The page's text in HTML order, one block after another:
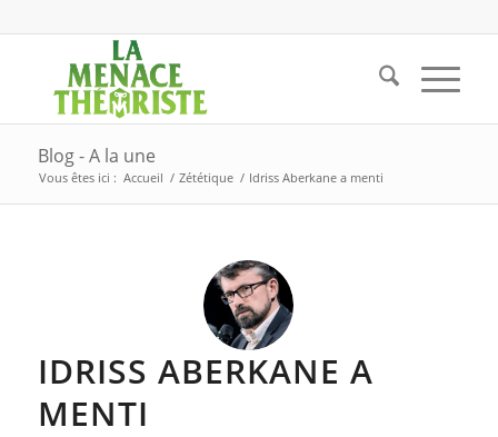
Blog - A la une
Vous êtes ici : Accueil / Zététique / Idriss Aberkane a menti
IDRISS ABERKANE A
MENTI